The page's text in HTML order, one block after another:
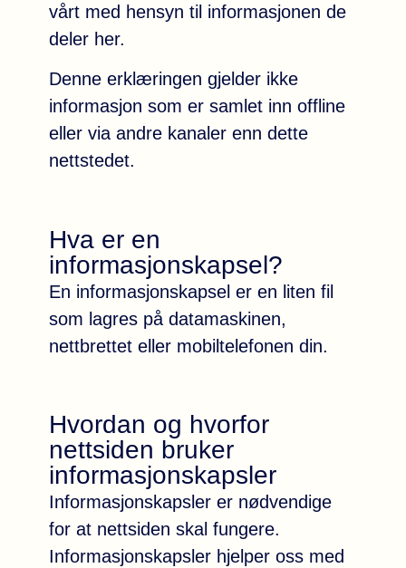
vårt med hensyn til informasjonen de
deler her.
Denne erklæringen gjelder ikke
informasjon som er samlet inn offline
eller via andre kanaler enn dette
nettstedet.
Hva er en
informasjonskapsel?
En informasjonskapsel er en liten fil
som lagres på datamaskinen,
nettbrettet eller mobiltelefonen din.
Hvordan og hvorfor
nettsiden bruker
informasjonskapsler
Informasjonskapsler er nødvendige
for at nettsiden skal fungere.
Informasjonskapsler hjelper oss med